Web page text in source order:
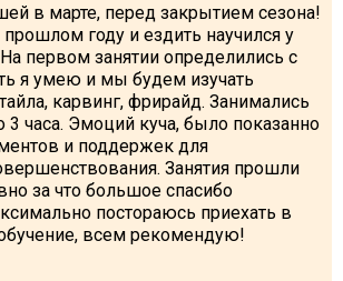
в марте, перед закрытием сезона!
году и ездить научился у
первом занятии определились с
я умею и мы будем изучать
карвинг, фрирайд. Занимались
часа. Эмоций куча, было показанно
и поддержек для
Занятия прошли
за что большое спасибо
постораюсь приехать в
обучение, всем рекомендую!